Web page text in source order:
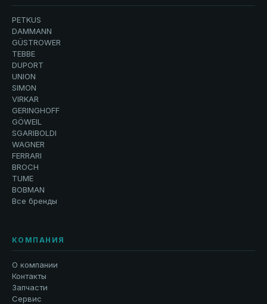
PETKUS
DAMMANN
GÜSTROWER
TEBBE
DUPORT
UNION
SIMON
VIRKAR
GERINGHOFF
GÖWEIL
SGARIBOLDI
WAGNER
FERRARI
BROCH
TUME
BOBMAN
Все бренды
КОМПАНИЯ
О компании
Контакты
Запчасти
Сервис